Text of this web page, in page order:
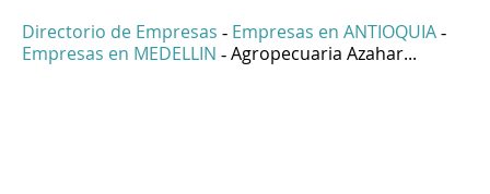
Directorio de Empresas - Empresas en ANTIOQUIA -
Empresas en MEDELLIN - Agropecuaria Azahar...